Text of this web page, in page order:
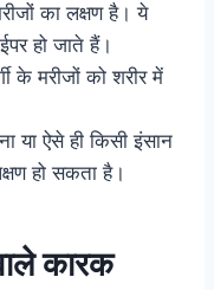
का लक्षण है। ये
हो जाते हैं।
के मरीजों को शरीर में
ऐसे ही किसी इंसान
हो सकता है।
कारक